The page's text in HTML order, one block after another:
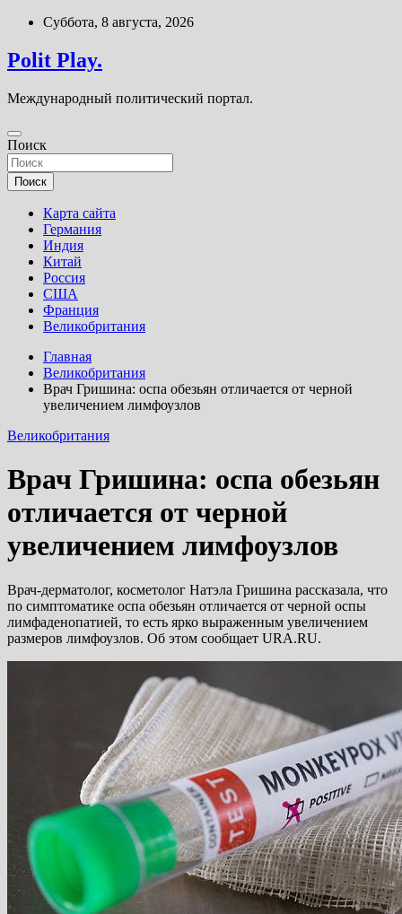
Перейти
содержимому
Суббота, 8 августа, 2026
Polit Play.
Международный политический портал.
Поиск
Поиск
Карта сайта
Германия
Индия
Китай
Россия
США
Франция
Великобритания
Главная
Великобритания
Врач Гришина: оспа обезьян отличается от черной
увеличением лимфоузлов
Великобритания
Врач Гришина: оспа обезьян
отличается от черной
увеличением лимфоузлов
Врач-дерматолог, косметолог Натэла Гришина рассказала, что
по симптоматике оспа обезьян отличается от черной оспы
лимфаденопатией, то есть ярко выраженным увеличением
размеров лимфоузлов. Об этом сообщает URA.RU.